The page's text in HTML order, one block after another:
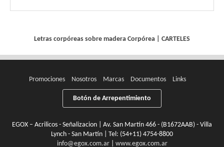
Letras corpóreas sobre madera Corpórea CARTELES
Promociones Nosotros Marcas Documentos Links
Botón de Arrepentimiento
EGOX – Acrilicos - Señalizacion | Av. San Martín 466 - (B1672AAB) - Villa
Lynch - San Martín | Tel: (54+11) 4754-8800
info@egox.com.ar| www.egox.com.ar